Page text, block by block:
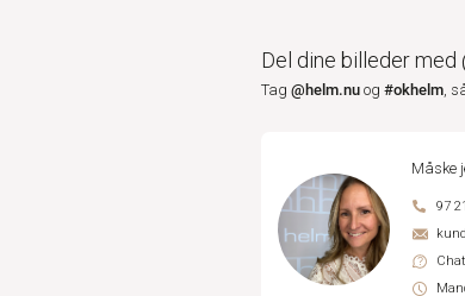
Del dine billeder med
Tag @helm.nu og #okhelm,
Måske
97